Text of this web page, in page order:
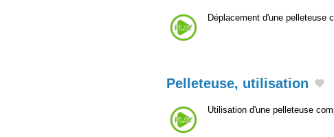
Déplacement d'une pelleteuse
Pelleteuse, utilisation
Utilisation d'une pelleteuse